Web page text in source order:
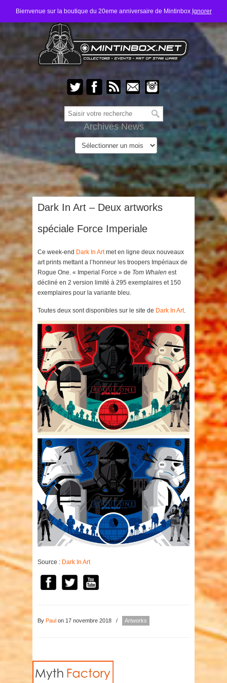
Bienvenue sur la boutique du 20eme anniversaire de Mintinbox Ignorer
Archives News
Dark In Art – Deux artworks
spéciale Force Imperiale
Ce week-end Dark In Artmet en ligne deux nouveaux
art prints mettant a l’honneur les troopers Impériaux de
Rogue One. « Imperial Force » de Tom Whalen est
décliné en 2 version limité à 295 exemplaires et 150
exemplaires pour la variante bleu.
Toutes deux sont disponibles sur le site de Dark In Art.
Source : Dark In Art
By Paul on 17 novembre 2018 / Artworks